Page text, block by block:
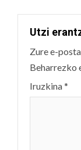
Utzi
Zure e-
Beharrezko
Iruzkina*